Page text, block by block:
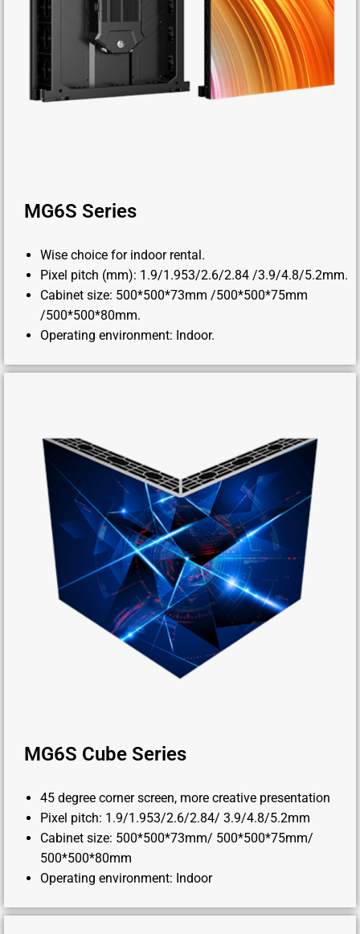
MG6S Series
Wise choice for indoor rental.
Pixel pitch (mm): 1.9/1.953/2.6/2.84 /3.9/4.8/5.2mm.
Cabinet size: 500*500*73mm /500*500*75mm
/500*500*80mm.
Operating environment: Indoor.
MG6S Cube Series
45 degree corner screen, more creative presentation
Pixel pitch: 1.9/1.953/2.6/2.84/ 3.9/4.8/5.2mm
Cabinet size: 500*500*73mm/ 500*500*75mm/
500*500*80mm
Operating environment: Indoor